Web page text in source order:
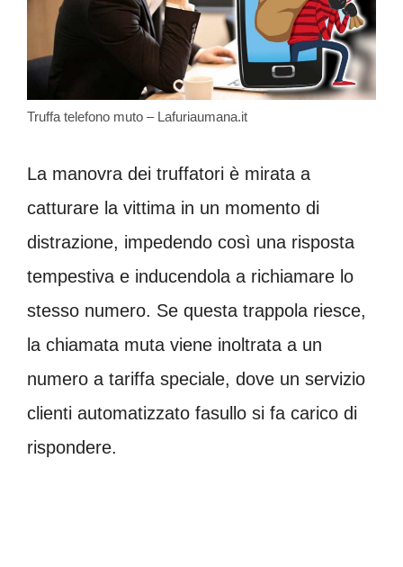
Truffa telefono muto – Lafuriaumana.it
La manovra dei truffatori è mirata a
catturare la vittima in un momento di
distrazione, impedendo così una risposta
tempestiva e inducendola a richiamare lo
stesso numero. Se questa trappola riesce,
la chiamata muta viene inoltrata a un
numero a tariffa speciale, dove un servizio
clienti automatizzato fasullo si fa carico di
rispondere.